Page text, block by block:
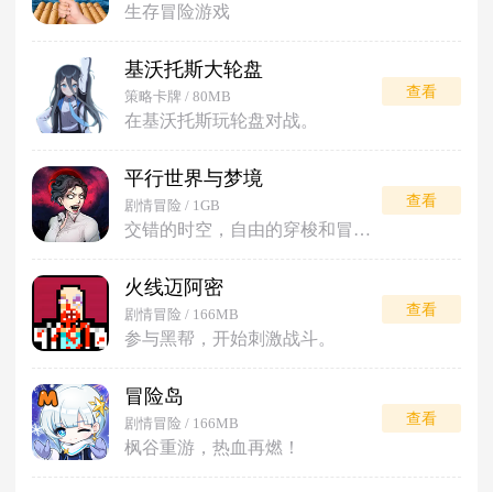
生存冒险游戏
基沃托斯大轮盘
策略卡牌 / 80MB
在基沃托斯玩轮盘对战。
查看
平行世界与梦境
剧情冒险 / 1GB
交错的时空，自由的穿梭和冒险。
查看
火线迈阿密
剧情冒险 / 166MB
参与黑帮，开始刺激战斗。
查看
冒险岛
剧情冒险 / 166MB
枫谷重游，热血再燃！
查看